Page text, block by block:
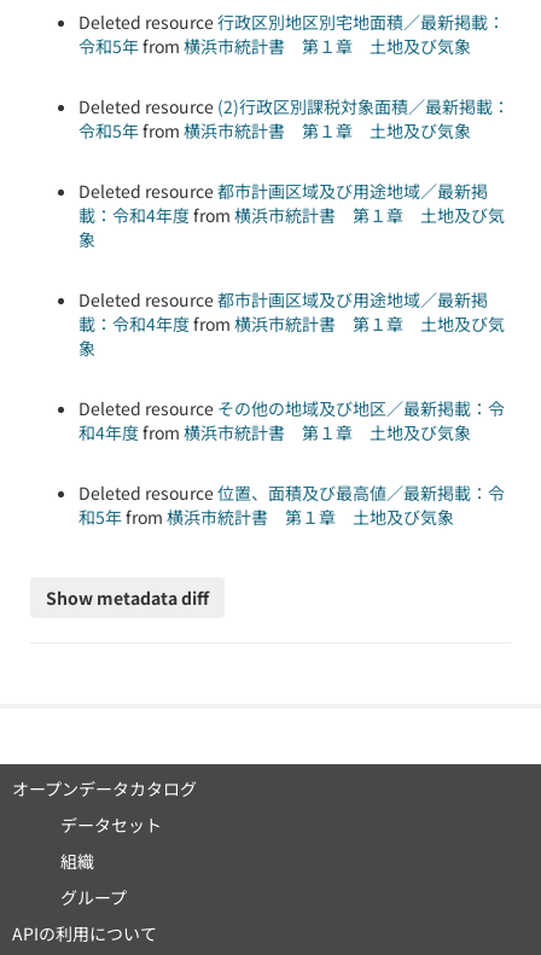
Deleted resource行政区別地区別宅地面積／最新掲載：
令和5年from 横浜市統計書 第１章 土地及び気象
Deleted resource (2)行政区別課税対象面積／最新掲載：
令和5年from 横浜市統計書 第１章 土地及び気象
Deleted resource都市計画区域及び用途地域／最新掲
載：令和4年度from 横浜市統計書 第１章 土地及び気
象
Deleted resource都市計画区域及び用途地域／最新掲
載：令和4年度from 横浜市統計書 第１章 土地及び気
象
Deleted resource その他の地域及び地区／最新掲載：令
和4年度from 横浜市統計書 第１章 土地及び気象
Deleted resource位置、面積及び最高値／最新掲載：令
和5年from 横浜市統計書 第１章 土地及び気象
オープンデータカタログ
データセット
組織
グループ
APIの利用について